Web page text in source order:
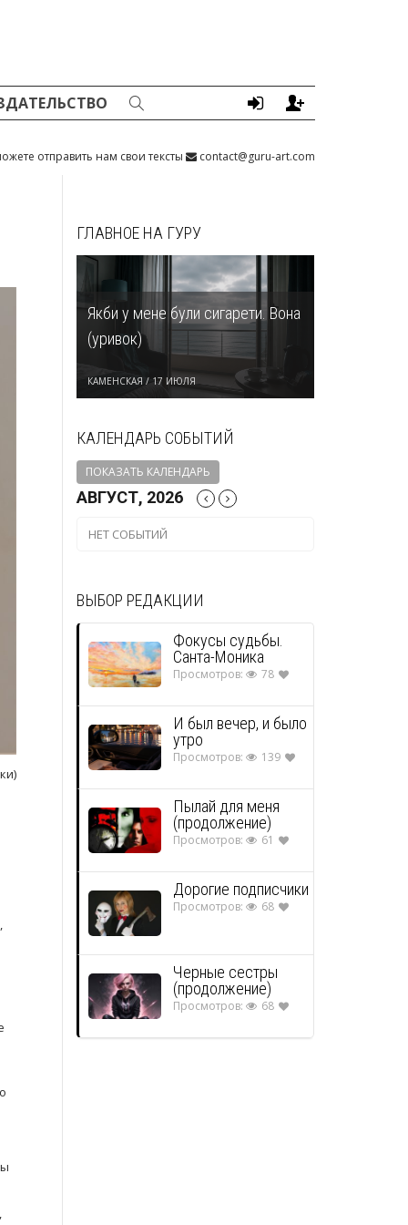
отправить нам свои тексты contact@guru-art.com
ГЛАВНОЕ НА ГУРУ
Якби у мене були сигарети. Вона
(уривок)
КАМЕНСКАЯ / 17 ИЮЛЯ
КАЛЕНДАРЬ СОБЫТИЙ
ПОКАЗАТЬ КАЛЕНДАРЬ
АВГУСТ, 2026
НЕТ СОБЫТИЙ
ВЫБОР РЕДАКЦИИ
Фокусы судьбы.
Санта-Моника
Просмотров: 78
И был вечер, и было
утро
Просмотров: 139
Пылай для меня
(продолжение)
Просмотров: 61
Дорогие подписчики
Просмотров: 68
Черные сестры
(продолжение)
Просмотров: 68